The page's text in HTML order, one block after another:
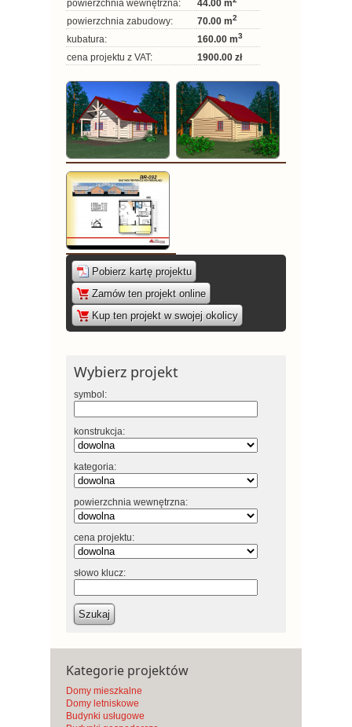
powierzchnia wewnętrzna: 44.00 m
powierzchnia zabudowy: 70.00 m2
kubatura: 160.00 m3
cena projektu z VAT: 1900.00 zł
Pobierz kartę projektu
Zamów ten projekt online
Kup ten projekt w swojej okolicy
Wybierz projekt
symbol:
konstrukcja:
kategoria:
powierzchnia wewnętrzna:
cena projektu:
słowo klucz:
Szukaj
Kategorie projektów
Domy mieszkalne
Domy letniskowe
Budynki usługowe